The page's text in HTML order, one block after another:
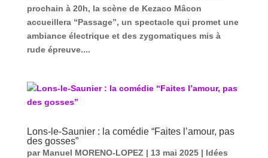
prochain à 20h, la scène de Kezaco Mâcon
accueillera “Passage”, un spectacle qui promet une
ambiance électrique et des zygomatiques mis à
rude épreuve....
Lons-le-Saunier : la comédie “Faites l’amour, pas
des gosses”
par Manuel MORENO-LOPEZ | 13 mai 2025| Idées